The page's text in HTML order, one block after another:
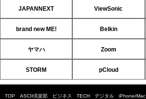
JAPANNEXT ViewSonic
brand new ME! Belkin
ヤマハ Zoom
STORM pCloud
TOP ASCII倶楽部 ビジネス TECH デジタル iPhone/Mac